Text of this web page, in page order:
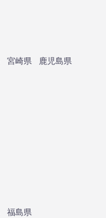
宮崎県
鹿児島県
福島県